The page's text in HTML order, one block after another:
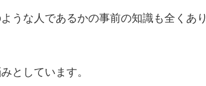
うな人であるかの事前の知識も全くあり
としています。